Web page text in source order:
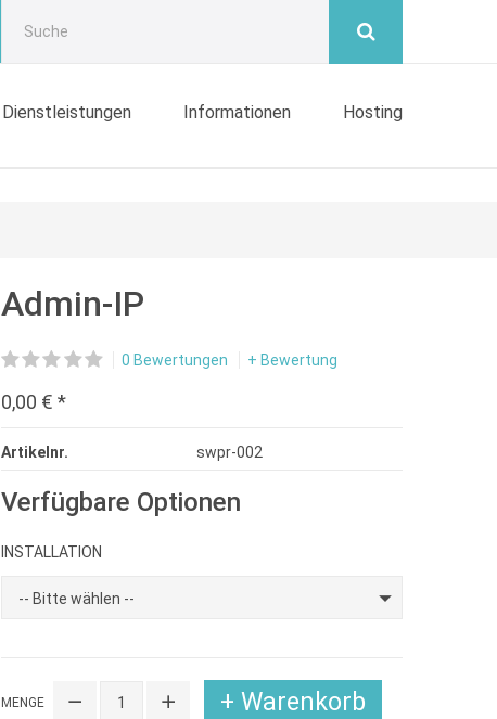
Dienstleistungen Informationen Hosting
Admin-IP
0 Bewertungen + Bewertung
0,00 € *
Artikelnr. swpr-002
Verfügbare Optionen
INSTALLATION
-- Bitte wählen --
MENGE + Warenkorb